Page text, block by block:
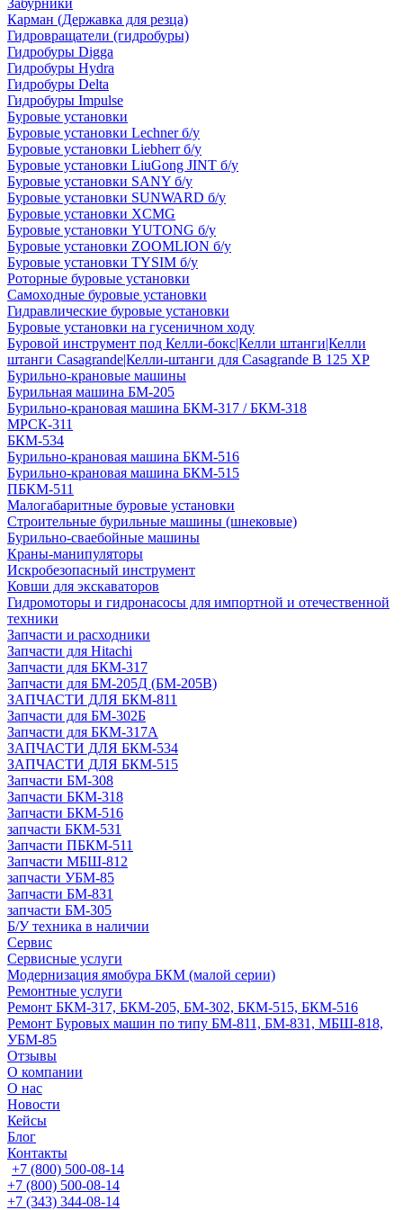
Забурники
Карман (Державка для резца)
Гидровращатели (гидробуры)
Гидробуры Digga
Гидробуры Hydra
Гидробуры Delta
Гидробуры Impulse
Буровые установки
Буровые установки Lechner б/у
Буровые установки Liebherr б/у
Буровые установки LiuGong JINT б/у
Буровые установки SANY б/у
Буровые установки SUNWARD б/у
Буровые установки XCMG
Буровые установки YUTONG б/у
Буровые установки ZOOMLION б/у
Буровые установки TYSIM б/у
Роторные буровые установки
Самоходные буровые установки
Гидравлические буровые установки
Буровые установки на гусеничном ходу
Буровой инструмент под Келли-бокс|Келли штанги|Келли
штанги Casagrande|Келли-штанги для Casagrande B 125 XP
Бурильно-крановые машины
Бурильная машина БМ-205
Бурильно-крановая машина БКМ-317 / БКМ-318
МРСК-311
БКМ-534
Бурильно-крановая машина БКМ-516
Бурильно-крановая машина БКМ-515
ПБКМ-511
Малогабаритные буровые установки
Строительные бурильные машины (шнековые)
Бурильно-сваебойные машины
Краны-манипуляторы
Искробезопасный инструмент
Ковши для экскаваторов
Гидромоторы и гидронасосы для импортной и отечественной
техники
Запчасти и расходники
Запчасти для Hitachi
Запчасти для БКМ-317
Запчасти для БМ-205Д (БМ-205В)
ЗАПЧАСТИ ДЛЯ БКМ-811
Запчасти для БМ-302Б
Запчасти для БКМ-317А
ЗАПЧАСТИ ДЛЯ БКМ-534
ЗАПЧАСТИ ДЛЯ БКМ-515
Запчасти БМ-308
Запчасти БКМ-318
Запчасти БКМ-516
запчасти БКМ-531
Запчасти ПБКМ-511
Запчасти МБШ-812
запчасти УБМ-85
Запчасти БМ-831
запчасти БМ-305
Б/У техника в наличии
Сервис
Сервисные услуги
Модернизация ямобура БКМ (малой серии)
Ремонтные услуги
Ремонт БКМ-317, БКМ-205, БМ-302, БКМ-515, БКМ-516
Ремонт Буровых машин по типу БМ-811, БМ-831, МБШ-818,
УБМ-85
Отзывы
О компании
О нас
Новости
Кейсы
Блог
Контакты
+7 (800) 500-08-14
+7 (800) 500-08-14
+7 (343) 344-08-14